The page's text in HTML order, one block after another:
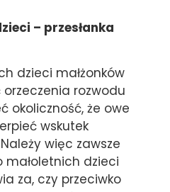
– przesłanka
dzieci małżonków
orzeczenia rozwodu
okoliczność, że owe
wskutek
więc zawsze
małoletnich dzieci
za, czy przeciwko